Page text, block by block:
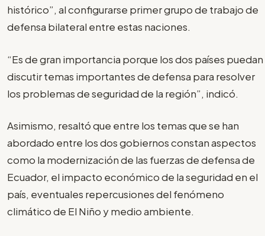
histórico”, al configurarse primer grupo de trabajo de
defensa bilateral entre estas naciones.
“Es de gran importancia porque los dos países puedan
discutir temas importantes de defensa para resolver
los problemas de seguridad de la región”, indicó.
Asimismo, resaltó que entre los temas que se han
abordado entre los dos gobiernos constan aspectos
como la modernización de las fuerzas de defensa de
Ecuador, el impacto económico de la seguridad en el
país, eventuales repercusiones del fenómeno
climático de El Niño y medio ambiente.